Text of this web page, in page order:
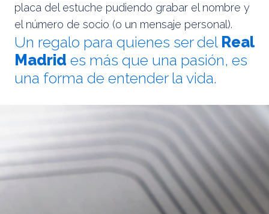
placa del estuche pudiendo grabar el nombre y
el número de socio (o un mensaje personal).
Un regalo para quienes ser del Real
Madrid es más que una pasión, es
una forma de entender la vida.